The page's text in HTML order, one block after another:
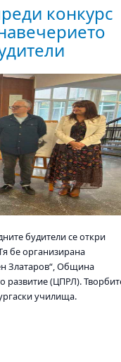
конкурс
будители се откри
бе организирана
Златаров“, Община
развитие (ЦПРЛ).
училища.